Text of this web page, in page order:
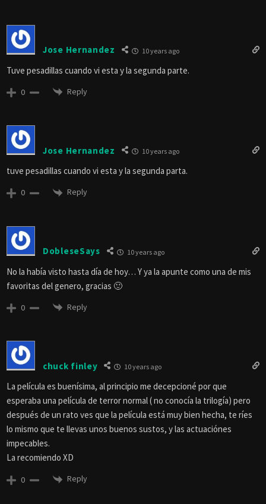
Jose Hernandez 10 years ago
Tuve pesadillas cuando vi esta y la segunda parte.
0 Reply
Jose Hernandez 10 years ago
tuve pesadillas cuando vi esta y la segunda parta.
0 Reply
DobleseSays 10 years ago
No la había visto hasta día de hoy… Y ya la apunte como una de mis
favoritas del genero, gracias 🙂
0 Reply
chuck finley 10 years ago
La película es buenísima, al principio me decepcioné por que
esperaba una película de terror normal ( no conocía la trilogía) pero
después de un rato ves que la película está muy bien hecha, te ríes
lo mismo que te llevas unos buenos sustos, y las actuaciónes
impecables.
La recomiendo XD
0 Reply